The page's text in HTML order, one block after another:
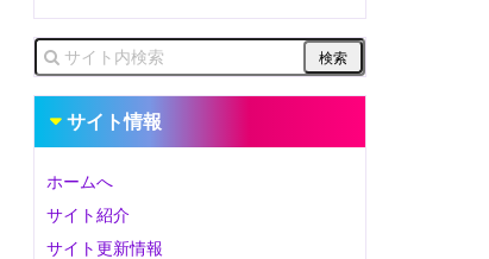
サイト情報
ホームへ
サイト紹介
サイト更新情報